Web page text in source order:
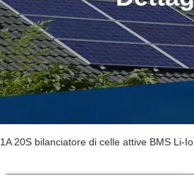
1A 20S bilanciatore di celle attive BMS Li-